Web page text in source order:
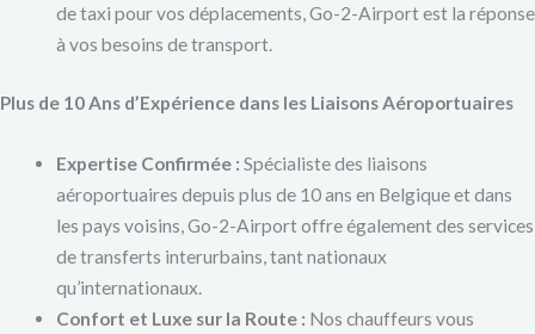
de taxi pour vos déplacements, Go-2-Airport est la réponse
à vos besoins de transport.
Plus de 10 Ans d’Expérience dans les Liaisons Aéroportuaires
Expertise Confirmée : Spécialiste des liaisons
aéroportuaires depuis plus de 10 ans en Belgique et dans
les pays voisins, Go-2-Airport offre également des services
de transferts interurbains, tant nationaux
qu’internationaux.
Confort et Luxe sur la Route : Nos chauffeurs vous